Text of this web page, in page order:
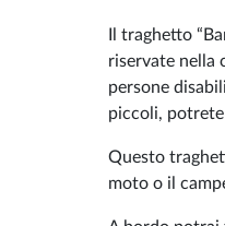
Il traghetto
riservate nella
persone
piccoli,
Questo
moto o il